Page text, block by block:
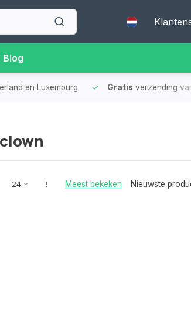
Blog
en Luxemburg. Gratis verzending
Meest bekeken Nieuwste